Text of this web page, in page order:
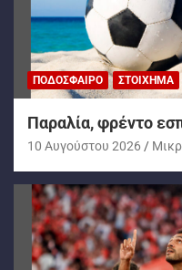
ΠΟΔΌΣΦΑΙΡΟ ΣΤΟΊΧΗΜΑ
Παραλία, φρέντο
10 Αυγούστου 2026